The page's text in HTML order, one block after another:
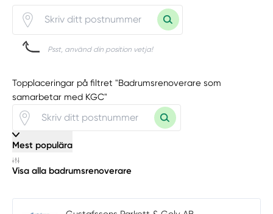
Psst, använd din position vetja!
Topplaceringar på filtret "Badrumsrenoverare som
samarbetar med KGC"
Mest populära
Visa alla badrumsrenoverare